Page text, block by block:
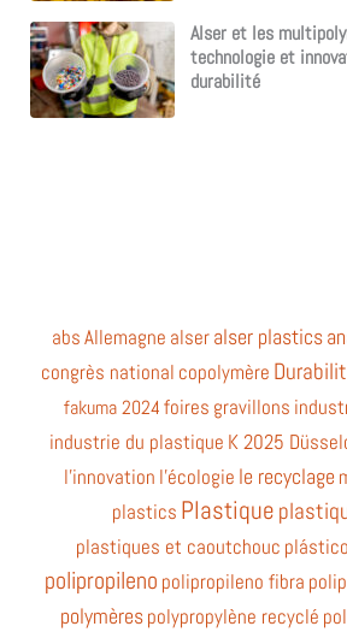
Alser et les
technologie et
durabilité
absAllemagne alseralser plastics
congrès national copolymère
fakuma 2024foires gravillons
industrie du plastique K 2025
l'innovation l'écologie le recyclage
plastics Plastique
plastiques et caoutchouc
polipropileno polipropileno fibra
polymèrespolypropylène recyclé